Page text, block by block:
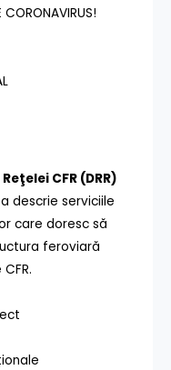
CORONAVIRUS!
CFR (DRR)
descrie serviciile
care doresc să
feroviară